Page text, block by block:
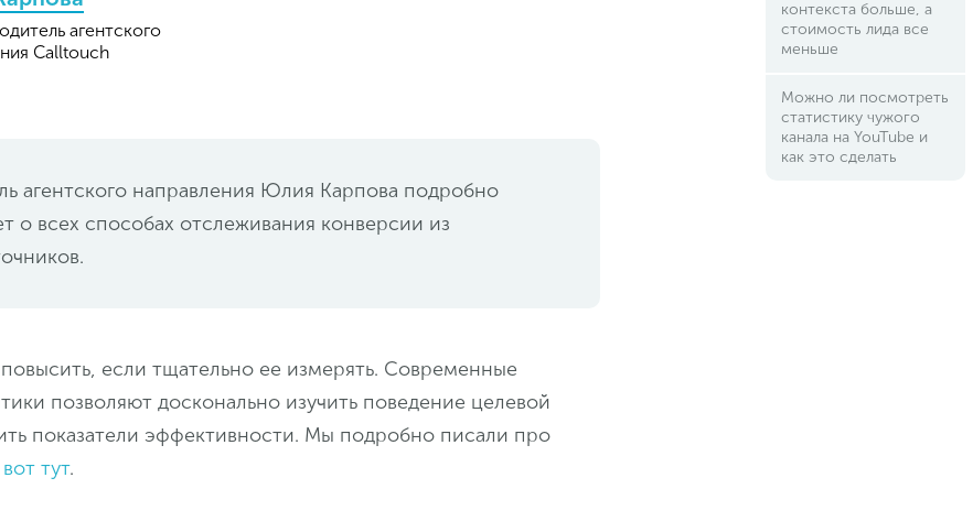
агентского
Calltouch
агентского направления Юлия Карпова подробно
о всех способах отслеживания конверсии из
если тщательно ее измерять. Современные
позволяют досконально изучить поведение целевой
показатели эффективности. Мы подробно писали про
вот тут.
контекста больше, а
стоимость лида все
меньше
Можно ли посмотреть
статистику чужого
канала на YouTube и
как это сделать